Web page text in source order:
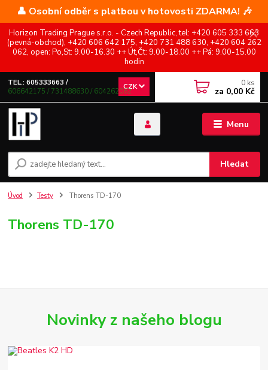
👤 Osobní odběr s platbou v hotovosti ZDARMA! 🎶
Horizon Trading Prague s.r.o. - Czech Republic, tel: +420 605 333 663
(pevná-obchod), +420 606 642 175, +420 731 488 630, +420 604 262
062, open: Po,St: 9.00-16.30 ++ Út,Čt: 9.00-18.00 ++ Pá: 9.00-15.00
hodin
Menu
CZK
Hledat
TEL.: 605333663 /
606642175 / 731488630 / 604262062
0 ks
za 0,00 Kč
Úvod Testy Thorens TD-170
Thorens TD-170
Novinky z našeho blogu